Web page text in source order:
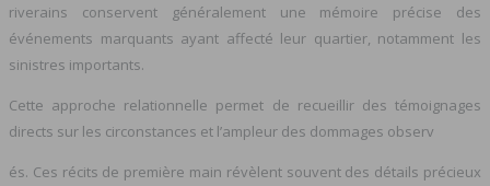
riverains conservent généralement une mémoire précise des
événements marquants ayant affecté leur quartier, notamment les
sinistres importants.
Cette approche relationnelle permet de recueillir des témoignages
directs sur les circonstances et l’ampleur des dommages observ
és. Ces récits de première main révèlent souvent des détails précieux